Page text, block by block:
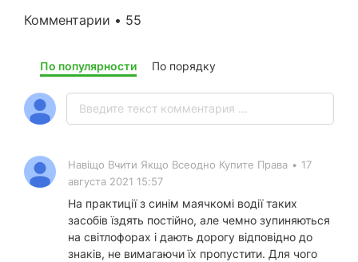
Комментарии • 55
По популярности По порядку
Навіщо Вчити Якщо Всеодно Купите Права • 17
августа 2021 15:57
На практиції з синім маячкомі водії таких
засобів їздять постійно, але чемно зупиняються
на світлофорах і дають дорогу відповідно до
знаків, не вимагаючи їх пропустити. Для чого